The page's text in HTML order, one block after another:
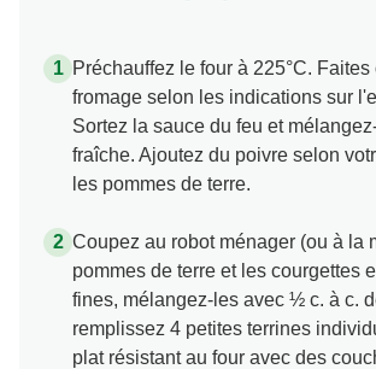
Préchauffez le four à 225°C.
fromage selon les indications sur
Sortez la sauce du feu et
fraîche. Ajoutez du poivre selon
les pommes de terre.
Coupez au robot ménager (ou à la
pommes de terre et les courgettes
fines, mélangez-les avec ½ c. à c.
remplissez 4 petites terrines
plat résistant au four avec des